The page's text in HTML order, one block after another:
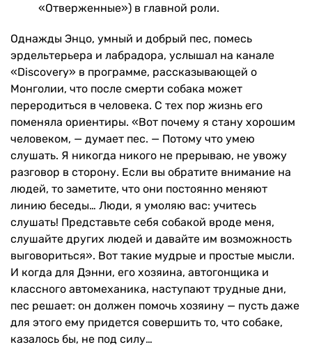
«Отверженные») в главной роли.
Однажды Энцо, умный и добрый пес, помесь
эрдельтерьера и лабрадора, услышал на канале
«Discovery» в программе, рассказывающей о
Монголии, что после смерти собака может
переродиться в человека. С тех пор жизнь его
поменяла ориентиры. «Вот почему я стану хорошим
человеком, — думает пес. — Потому что умею
слушать. Я никогда никого не прерываю, не увожу
разговор в сторону. Если вы обратите внимание на
людей, то заметите, что они постоянно меняют
линию беседы… Люди, я умоляю вас: учитесь
слушать! Представьте себя собакой вроде меня,
слушайте других людей и давайте им возможность
выговориться». Вот такие мудрые и простые мысли.
И когда для Дэнни, его хозяина, автогонщика и
классного автомеханика, наступают трудные дни,
пес решает: он должен помочь хозяину — пусть даже
для этого ему придется совершить то, что собаке,
казалось бы, не под силу…